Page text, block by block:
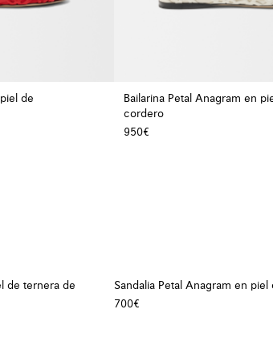
de
Bailarina Petal Anagram en
cordero
950€
de ternera de
Sandalia Petal Anagram en piel
700€